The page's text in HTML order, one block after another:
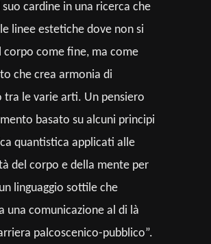
cardine in una ricerca che
linee estetiche dove non si
corpo come fine, ma come
che crea armonia di
tra le varie arti. Un pensiero
basato su alcuni principi
quantistica applicati alle
del corpo e della mente per
linguaggio sottile che
una comunicazione al di là
palcoscenico-pubblico”.